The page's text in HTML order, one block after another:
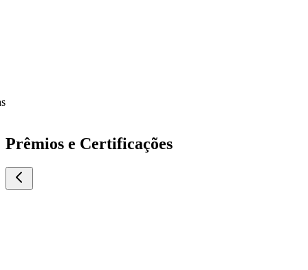
Prêmios e Certificações